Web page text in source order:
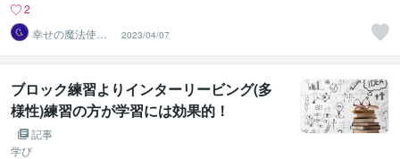
2
幸せの魔法使い
☆まみ
2023/04/07
ブロック練習よりインターリービング(多
様性)練習の方が学習には効果的！
記事
学び